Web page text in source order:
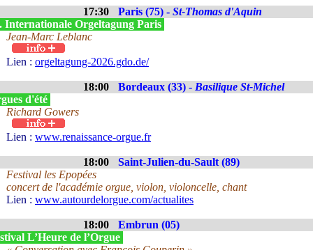
17:30 Paris (75) - St-Thomas d'Aquin
Internationale Orgeltagung Paris
Jean-Marc Leblanc
Lien : orgeltagung-2026.gdo.de/
18:00 Bordeaux (33) - Basilique St-Michel
d'été
Richard Gowers
Lien : www.renaissance-orgue.fr
18:00 Saint-Julien-du-Sault (89)
Festival les Epopées
concert de l'académie orgue, violon, violoncelle, chant
Lien : www.autourdelorgue.com/actualites
18:00 Embrun (05)
L’Heure de l’Orgue